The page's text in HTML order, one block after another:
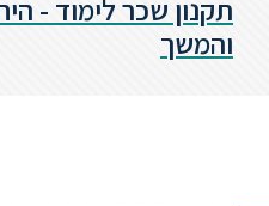
תקנון שכר לימוד -
והמשך